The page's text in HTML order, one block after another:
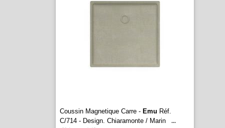
Coussin Magnetique Carre - Emu Réf.
C/714 - Design. Chiaramonte / Marin
...